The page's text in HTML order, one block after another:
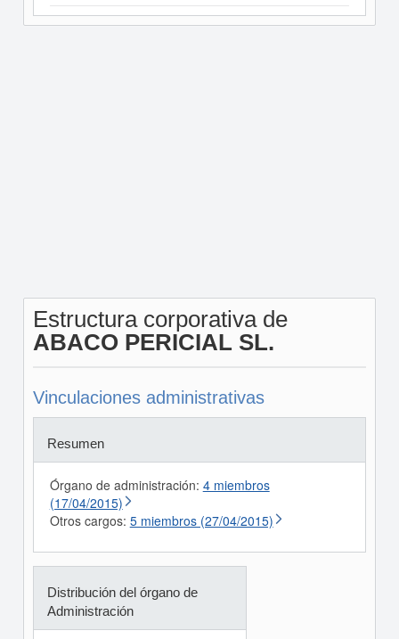
Estructura corporativa de
ABACO PERICIAL SL.
Vinculaciones administrativas
Resumen
Órgano de administración: 4 miembros
(17/04/2015)
Otros cargos: 5 miembros (27/04/2015)
Distribución del órgano de
Administración